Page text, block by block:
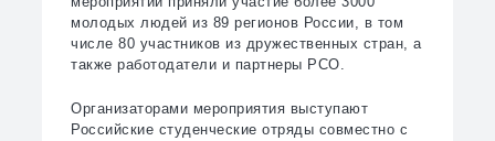
молодых людей из 89 регионов России, в том
числе 80 участников из дружественных стран, а
также работодатели и партнеры РСО.
Организаторами мероприятия выступают
Российские студенческие отряды совместно с